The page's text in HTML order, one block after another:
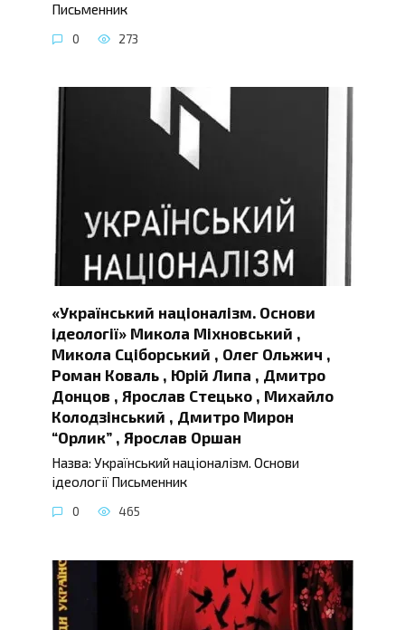
Письменник
0 273
«Український націоналізм. Основи
ідеології» Микола Міхновський ,
Микола Сціборський , Олег Ольжич ,
Роман Коваль , Юрій Липа , Дмитро
Донцов , Ярослав Стецько , Михайло
Колодзінський , Дмитро Мирон
“Орлик” , Ярослав Оршан
Назва: Український націоналізм. Основи
ідеології Письменник
0 465